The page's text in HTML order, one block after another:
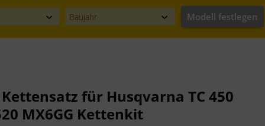
Modell festlegen
für Husqvarna TC 450
MX6GG Kettenkit